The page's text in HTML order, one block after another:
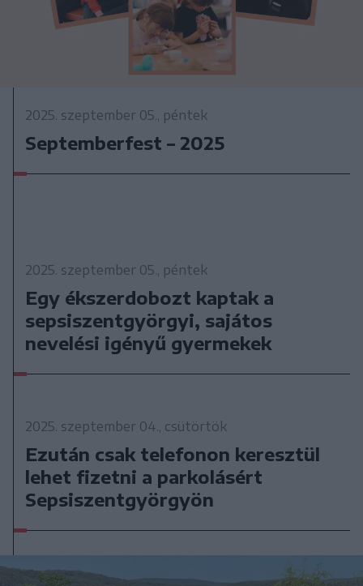
2025. szeptember 05., péntek
Septemberfest – 2025
2025. szeptember 05., péntek
Egy ékszerdobozt kaptak a
sepsiszentgyörgyi, sajátos
nevelési igényű gyermekek
2025. szeptember 04., csütörtök
Ezután csak telefonon keresztül
lehet fizetni a parkolásért
Sepsiszentgyörgyön